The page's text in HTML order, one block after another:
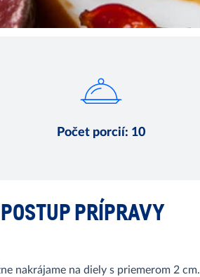
Počet porcií: 10
POSTUP PRÍPRAVY
nakrájame na diely s priemerom 2 cm.